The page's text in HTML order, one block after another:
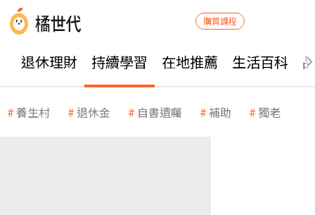
購買課程
退休理財 持續學習 在地推薦 生活百科
養生村 退休金 自書遺囑 補助 獨老